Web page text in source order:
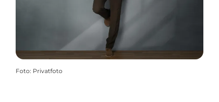
Foto: Privatfoto